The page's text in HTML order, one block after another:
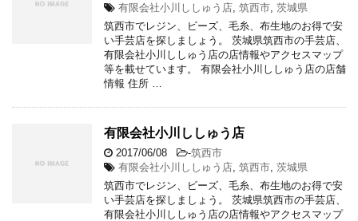
有限会社小川ししゅう店 筑西市 茨城県
筑西市でレジン、ビーズ、毛糸、布生地のお得で安
い手芸店を探しましょう。 茨城県筑西市の手芸店、
有限会社小川ししゅう店の店情報やアクセスマップ
等を載せています。 有限会社小川ししゅう店の店舗
情報 住所 …
有限会社小川ししゅう店
2017/06/08 -筑西市
有限会社小川ししゅう店 筑西市 茨城県
筑西市でレジン、ビーズ、毛糸、布生地のお得で安
い手芸店を探しましょう。 茨城県筑西市の手芸店、
有限会社小川ししゅう店の店情報やアクセスマップ